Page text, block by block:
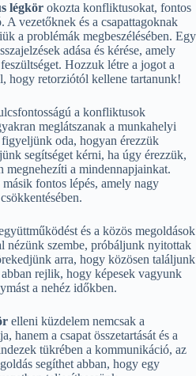
légkör okozta konfliktusokat, fontos
vezetőknek és a csapattagoknak
a problémák megbeszélésében. Egy
adása és kérése, amely
Hozzuk létre a jogot a
hogy retorziótól kellene tartanunk!
a konfliktusok
meglátszanak a munkahelyi
oda, hogyan érezzük
segítséget kérni, ha úgy érezzük,
megnehezíti a mindennapjainkat.
fontos lépés, amely nagy
és a közös megoldások
nézünk szembe, próbáljunk nyitottak
arra, hogy közösen találjunk
rejlik, hogy képesek vagyunk
a nehéz időkben.
elleni küzdelem nemcsak a
hanem a csapat összetartását és a
tükrében a kommunikáció, az
segíthet abban, hogy egy